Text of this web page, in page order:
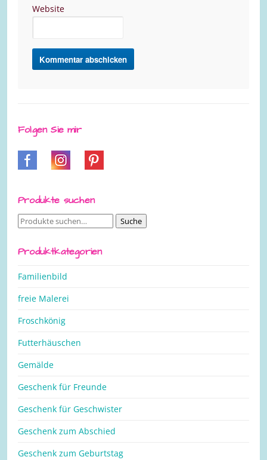
Website
Folgen Sie mir
Produkte suchen
Suche
Suche
Produktkategorien
Familienbild
freie Malerei
Froschkönig
Futterhäuschen
Gemälde
Geschenk für Freunde
Geschenk für Geschwister
Geschenk zum Abschied
Geschenk zum Geburtstag